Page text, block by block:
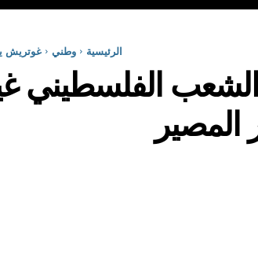
الرئيسية وطني غوتريش
الفلسطيني